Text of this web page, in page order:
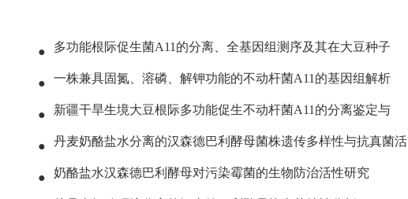
● 多功能根际促生菌A11的分离、全基因组测序及其在大豆种子
● 一株兼具固氮、溶磷、解钾功能的不动杆菌A11的基因组解析
● 新疆干旱生境大豆根际多功能促生不动杆菌A11的分离鉴定与
● 丹麦奶酪盐水分离的汉森德巴利酵母菌株遗传多样性与抗真菌活
● 奶酪盐水汉森德巴利酵母对污染霉菌的生物防治活性研究